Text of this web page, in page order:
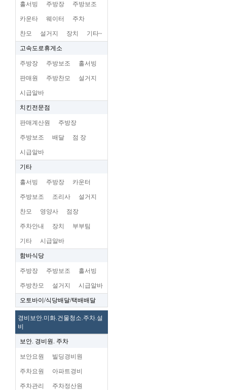
홀서빙 주방장 주방보조
카운타 웨이터 주차
찬모 설거지 장치 기타~
고속도로휴게소
주방장 주방보조 홀서빙
판매원 주방찬모 설거지
시급알바
치킨전문점
판매계산원 주방장
주방보조 배달 점 장
시급알바
기타
홀서빙 주방장 카운터
주방보조 조리사 설거지
찬모 영양사 점장
주차안내 장치 부부팀
기타 시급알바
함바식당
주방장 주방보조 홀서빙
주방찬모 설거지 시급알바
오토바이/식당배달/택배배달
경비보안.미화.건물청소.주차.설
비
보안. 경비원. 주차
보안요원 빌딩경비원
주차요원 아파트경비
주차관리 주차정산원